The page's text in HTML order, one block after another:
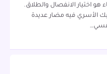
هو اختيار الانفصال والطلاق.
الأسري فيه مضار عديدة